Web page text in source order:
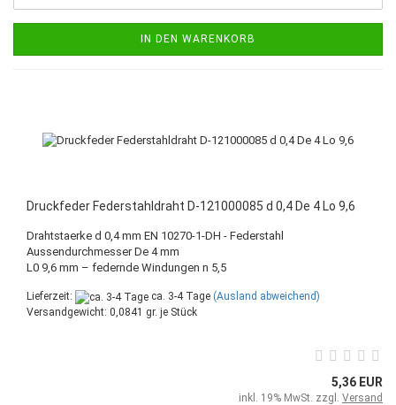
IN DEN WARENKORB
Druckfeder Federstahldraht D-121000085 d 0,4 De 4 Lo 9,6
Drahtstaerke d 0,4 mm EN 10270-1-DH - Federstahl
Aussendurchmesser De 4 mm
L0 9,6 mm – federnde Windungen n 5,5
Lieferzeit: ca. 3-4 Tage (Ausland abweichend)
Versandgewicht: 0,0841 gr. je Stück
5,36 EUR
inkl. 19% MwSt. zzgl. Versand